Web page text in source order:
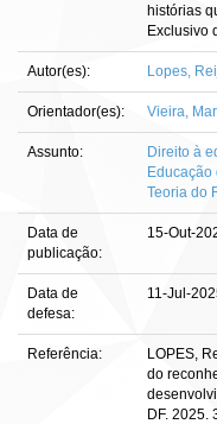
histórias
Exclusivo
Autor(es): Lopes,
Orientador(es): Vieira,
Assunto:
Direito à
Teoria do
Data de
publicação:
15-Out-
Data de
defesa:
11-Jul-
Referência:
LOPES,
do
DF. 2025.